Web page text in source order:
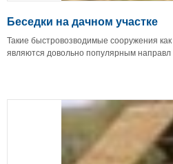
Беседки на дачном участке
Такие быстровозводимые сооружения как
являются довольно популярным направл